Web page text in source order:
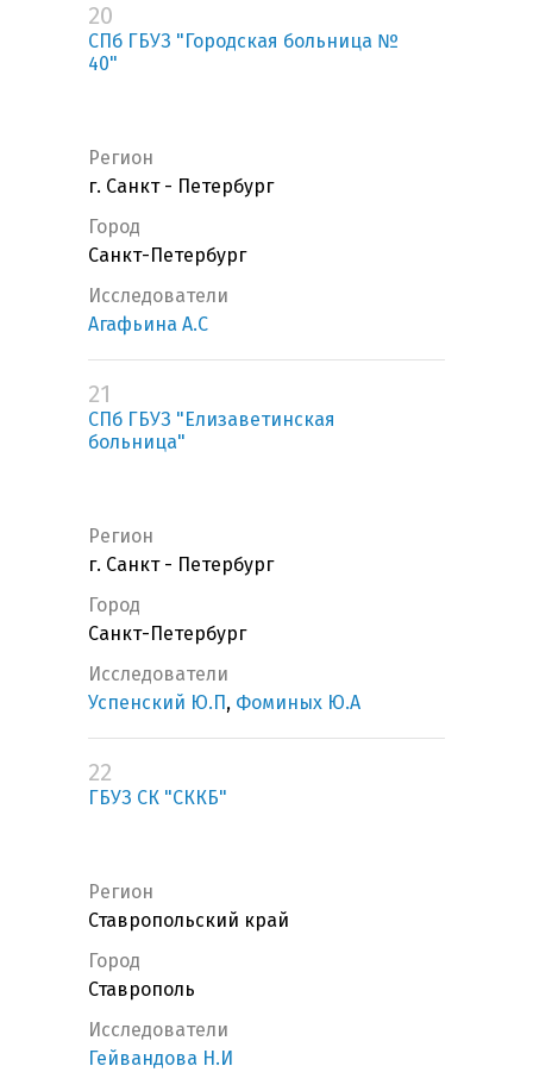
20
СПб ГБУЗ "Городская больница №
40"
Регион
г. Санкт - Петербург
Город
Санкт-Петербург
Исследователи
Агафьина А.С
21
СПб ГБУЗ "Елизаветинская
больница"
Регион
г. Санкт - Петербург
Город
Санкт-Петербург
Исследователи
Успенский Ю.П , Фоминых Ю.А
22
ГБУЗ СК "СККБ"
Регион
Ставропольский край
Город
Ставрополь
Исследователи
Гейвандова Н.И